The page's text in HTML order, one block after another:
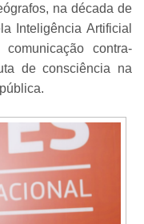
na década de
Inteligência Artificial
contra-
de consciência na